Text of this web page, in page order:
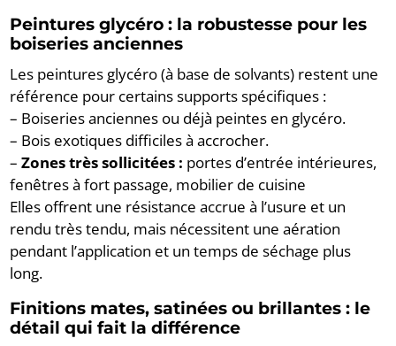
Peintures glycéro : la robustesse pour les
boiseries anciennes
Les peintures glycéro (à base de solvants) restent une
référence pour certains supports spécifiques :
– Boiseries anciennes ou déjà peintes en glycéro.
– Bois exotiques difficiles à accrocher.
–Zones très sollicitées : portes d’entrée intérieures,
fenêtres à fort passage, mobilier de cuisine
Elles offrent une résistance accrue à l’usure et un
rendu très tendu, mais nécessitent une aération
pendant l’application et un temps de séchage plus
long.
Finitions mates, satinées ou brillantes : le
détail qui fait la différence